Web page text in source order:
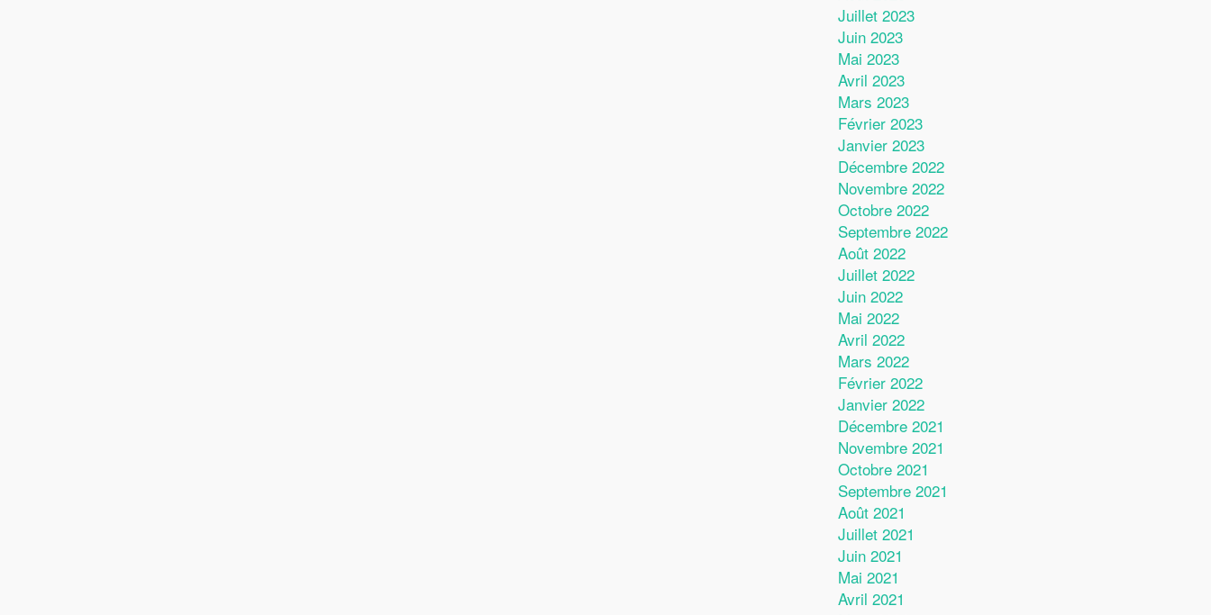
Juillet 2023
Juin 2023
Mai 2023
Avril 2023
Mars 2023
Février 2023
Janvier 2023
Décembre 2022
Novembre 2022
Octobre 2022
Septembre 2022
Août 2022
Juillet 2022
Juin 2022
Mai 2022
Avril 2022
Mars 2022
Février 2022
Janvier 2022
Décembre 2021
Novembre 2021
Octobre 2021
Septembre 2021
Août 2021
Juillet 2021
Juin 2021
Mai 2021
Avril 2021